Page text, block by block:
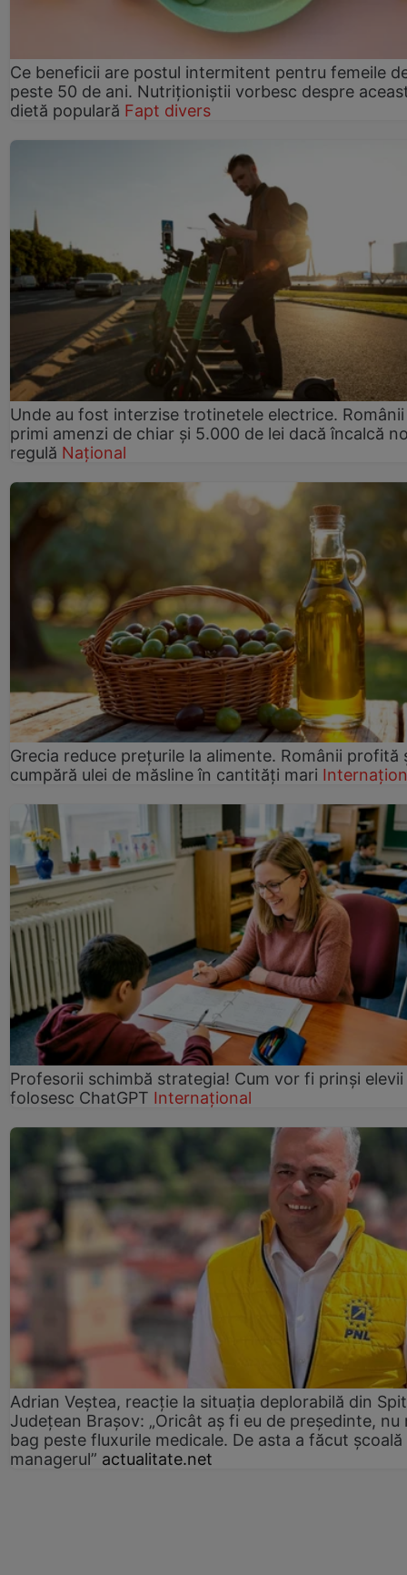
Ce beneficii are postul intermitent pentru femeile
peste 50 de ani. Nutriționiștii vorbesc despre
dietă populară Fapt divers
Unde au fost interzise trotinetele electrice.
primi amenzi de chiar și 5.000 de lei dacă încalcă
regulă Național
Grecia reduce prețurile la alimente. Românii profită
cumpără ulei de măsline în cantități mari
Profesorii schimbă strategia! Cum vor fi prinși elevii
folosesc ChatGPT Internațional
Adrian Veștea, reacție la situația deplorabilă din
Județean Brașov: „Oricât aș fi eu de președinte, nu
bag peste fluxurile medicale. De asta a făcut școală
managerul” actualitate.net